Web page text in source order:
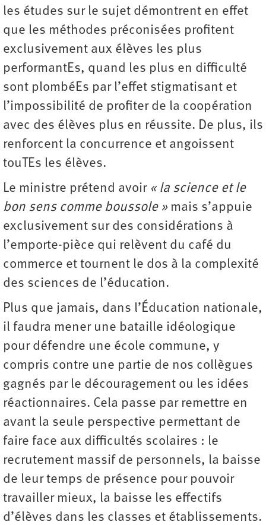
les études sur le sujet démontrent en effet
que les méthodes préconisées profitent
exclusivement aux élèves les plus
performantEs, quand les plus en difficulté
sont plombéEs par l’effet stigmatisant et
l’impossibilité de profiter de la coopération
avec des élèves plus en réussite. De plus, ils
renforcent la concurrence et angoissent
touTEs les élèves.
Le ministre prétend avoir « la science et le
bon sens comme boussole » mais s’appuie
exclusivement sur des considérations à
l’emporte-pièce qui relèvent du café du
commerce et tournent le dos à la complexité
des sciences de l’éducation.
Plus que jamais, dans l’Éducation nationale,
il faudra mener une bataille idéologique
pour défendre une école commune, y
compris contre une partie de nos collègues
gagnés par le découragement ou les idées
réactionnaires. Cela passe par remettre en
avant la seule perspective permettant de
faire face aux difficultés scolaires : le
recrutement massif de personnels, la baisse
de leur temps de présence pour pouvoir
travailler mieux, la baisse les effectifs
d’élèves dans les classes et établissements.